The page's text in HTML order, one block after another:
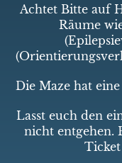
Achtet Bitte auf
Räume
Die Maze hat
Lasst euch den
nicht entgehen.